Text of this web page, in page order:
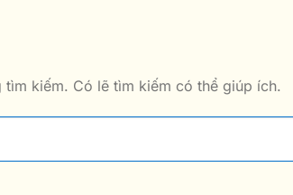
kiếm. Có lẽ tìm kiếm có thể giúp ích.